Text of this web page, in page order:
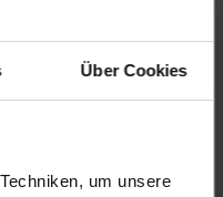
Über Cookies
um unsere